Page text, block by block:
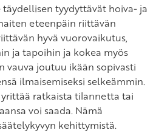
täydellisen tyydyttävät hoiva- ja
eteenpäin riittävän
hyvä vuorovaikutus,
ja tapoihin ja kokea myös
vauva joutuu ikään sopivasti
ilmaisemiseksi selkeämmin.
ratkaista tilannetta tai
voi saada. Nämä
kehittymistä.